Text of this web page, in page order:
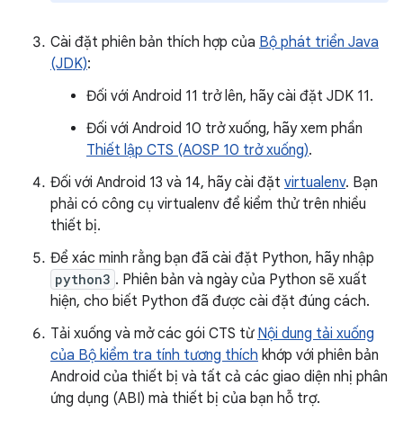
Cài đặt phiên bản thích hợp của Bộ phát triển Java
(JDK):
Đối với Android 11 trở lên, hãy cài đặt JDK 11.
Đối với Android 10 trở xuống, hãy xem phần
Thiết lập CTS (AOSP 10 trở xuống).
Đối với Android 13 và 14, hãy cài đặt virtualenv. Bạn
phải có công cụ virtualenv để kiểm thử trên nhiều
thiết bị.
Để xác minh rằng bạn đã cài đặt Python, hãy nhập
python3 . Phiên bản và ngày của Python sẽ xuất
hiện, cho biết Python đã được cài đặt đúng cách.
Tải xuống và mở các gói CTS từ Nội dung tải xuống
của Bộ kiểm tra tính tương thích khớp với phiên bản
Android của thiết bị và tất cả các giao diện nhị phân
ứng dụng (ABI) mà thiết bị của bạn hỗ trợ.